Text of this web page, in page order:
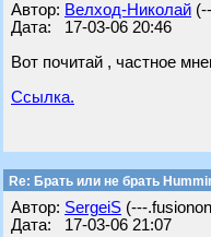
Автор: Велход-Николай
Дата: 17-03-06 20:46
Вот почитай , частное
Ссылка.
Re: Брать или не брать
Автор: SergeiS (---
Дата: 17-03-06 21:07